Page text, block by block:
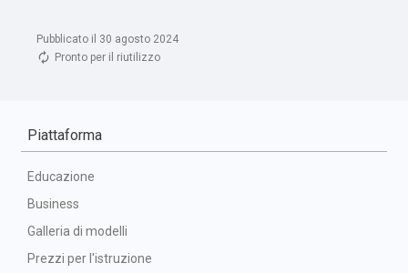
Pubblicato il 30 agosto 2024
Pronto per il riutilizzo
Piattaforma
Educazione
Business
Galleria di modelli
Prezzi per l'istruzione